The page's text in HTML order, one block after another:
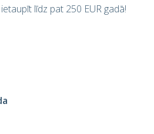
līdz pat 250 EUR gadā!